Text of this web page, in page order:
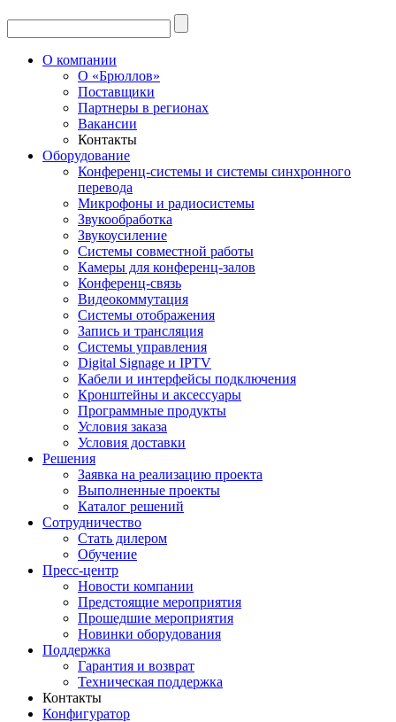
О компании
О «Брюллов»
Поставщики
Партнеры в регионах
Вакансии
Контакты
Оборудование
Конференц-системы и системы синхронного
перевода
Микрофоны и радиосистемы
Звукообработка
Звукоусиление
Системы совместной работы
Камеры для конференц-залов
Конференц-связь
Видеокоммутация
Системы отображения
Запись и трансляция
Системы управления
Digital Signage и IPTV
Кабели и интерфейсы подключения
Кронштейны и аксессуары
Программные продукты
Условия заказа
Условия доставки
Решения
Заявка на реализацию проекта
Выполненные проекты
Каталог решений
Сотрудничество
Стать дилером
Обучение
Пресс-центр
Новости компании
Предстоящие мероприятия
Прошедшие мероприятия
Новинки оборудования
Поддержка
Гарантия и возврат
Техническая поддержка
Контакты
Конфигуратор